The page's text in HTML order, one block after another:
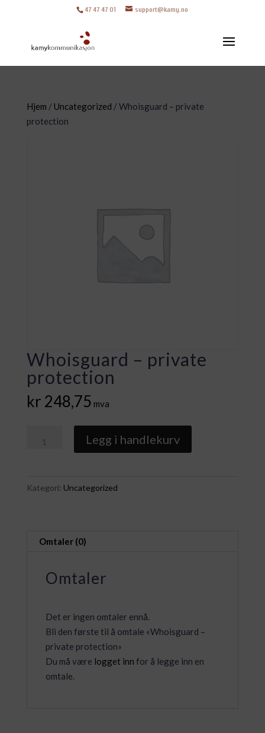
47 47 47 01 support@kamy.no
Hjem / Uncategorized / Whoisguard – private
protection
Whoisguard – private
protection
kr 248,75 mva
antall
Legg i handlekurv
Kategori: Uncategorized
Omtaler (0)
Omtaler
Det er ingen omtaler ennå.
Bli den første til å omtale «Whoisguard –
private protection»
Du må være logget inn for å legge inn en
omtale.